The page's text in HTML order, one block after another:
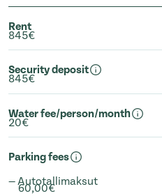
Rent
845€
Security deposit
845€
Water fee/person/month
20€
Parking fees
— Autotallimaksut
60,00€